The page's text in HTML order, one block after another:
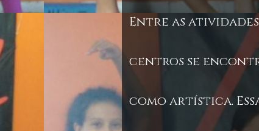
Entre as
centros se
como artística.